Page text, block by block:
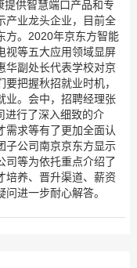
供智慧端口产品和专
产业龙头企业，目前全
方。2020年京东方智能
视等五大应用领域显屏
华副处长代表学校对京
把握秋招就业时机，
业。会中，招聘经理张
进行了深入细致的介
需求等有了更加全面认
子公司南京京东方显示
司等为依托重点介绍了
培养、晋升渠道、薪资
进一步耐心解答。